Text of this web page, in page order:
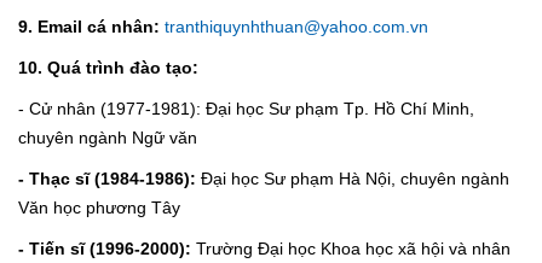
9. Email cá nhân: tranthiquynhthuan@yahoo.com.vn
10. Quá trình đào tạo:
- Cử nhân (1977-1981): Đại học Sư phạm Tp. Hồ Chí Minh,
chuyên ngành Ngữ văn
- Thạc sĩ (1984-1986): Đại học Sư phạm Hà Nội, chuyên ngành
Văn học phương Tây
- Tiến sĩ (1996-2000): Trường Đại học Khoa học xã hội và nhân